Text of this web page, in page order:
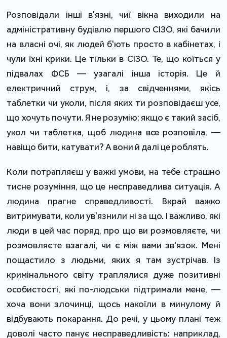
Розповідали інші в'язні, чиї вікна виходили на
адміністративну будівлю першого СІЗО, які бачили
на власні очі, як людей б'ють просто в кабінетах, і
чули їхні крики. Це тільки в СІЗО. Те, що коїться у
підвалах ФСБ — узагалі інша історія. Це й
електричний струм, і, за свідченнями, якісь
таблетки чи уколи, після яких ти розповідаєш усе,
що хочуть почути. Я не розумію: якщо є такий засіб,
укол чи таблетка, щоб людина все розповіла, —
навіщо бити, катувати? А вони й далі це роблять.
Коли потрапляєш у важкі умови, на тебе страшно
тисне розуміння, що це несправедлива ситуація. А
людина прагне справедливості. Вкрай важко
витримувати, коли ув'язнили ні за що. І важливо, які
люди в цей час поряд, про що ви розмовляєте, чи
розмовляєте взагалі, чи є між вами зв'язок. Мені
пощастило з людьми, яких я там зустрічав. Із
кримінального світу траплялися дуже позитивні
особистості, які по-людськи підтримали мене, —
хоча вони злочинці, щось накоїли в минулому й
відбувають покарання. До речі, у цьому плані теж
доволі часто панує несправедливість: наприклад,